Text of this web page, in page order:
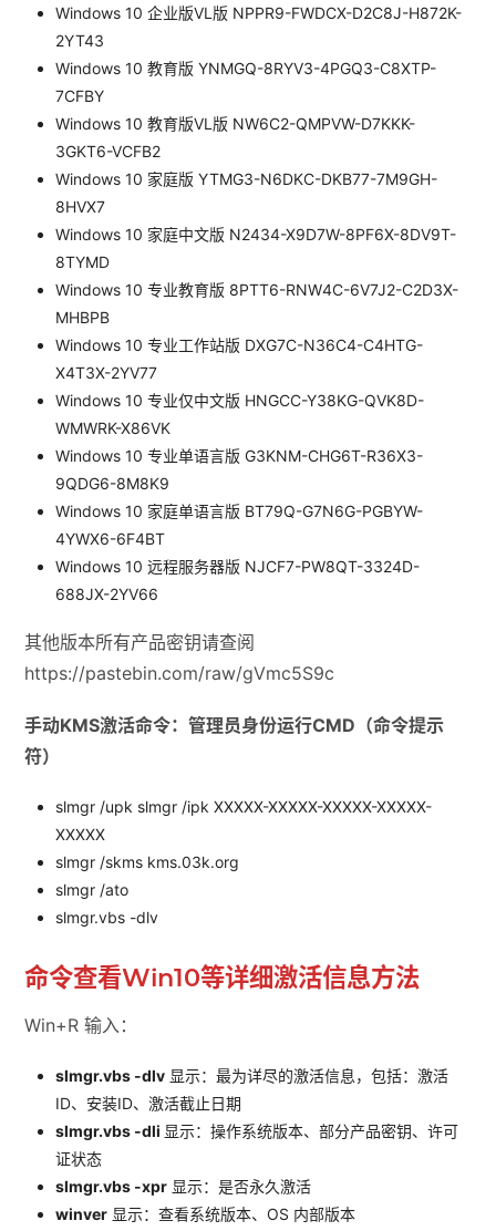
Windows 10 企业版VL版 NPPR9-FWDCX-D2C8J-H872K-
2YT43
Windows 10 教育版 YNMGQ-8RYV3-4PGQ3-C8XTP-
7CFBY
Windows 10 教育版VL版 NW6C2-QMPVW-D7KKK-
3GKT6-VCFB2
Windows 10 家庭版 YTMG3-N6DKC-DKB77-7M9GH-
8HVX7
Windows 10 家庭中文版 N2434-X9D7W-8PF6X-8DV9T-
8TYMD
Windows 10 专业教育版 8PTT6-RNW4C-6V7J2-C2D3X-
MHBPB
Windows 10 专业工作站版 DXG7C-N36C4-C4HTG-
X4T3X-2YV77
Windows 10 专业仅中文版 HNGCC-Y38KG-QVK8D-
WMWRK-X86VK
Windows 10 专业单语言版 G3KNM-CHG6T-R36X3-
9QDG6-8M8K9
Windows 10 家庭单语言版 BT79Q-G7N6G-PGBYW-
4YWX6-6F4BT
Windows 10 远程服务器版 NJCF7-PW8QT-3324D-
688JX-2YV66
其他版本所有产品密钥请查阅
https://pastebin.com/raw/gVmc5S9c
手动KMS激活命令：管理员身份运行CMD（命令提示
符）
slmgr /upk slmgr /ipk XXXXX-XXXXX-XXXXX-XXXXX-
XXXXX
slmgr /skms kms.03k.org
slmgr /ato
slmgr.vbs -dlv
命令查看Win10等详细激活信息方法
Win+R 输入：
slmgr.vbs -dlv 显示：最为详尽的激活信息，包括：激活
ID、安装ID、激活截止日期
slmgr.vbs -dli 显示：操作系统版本、部分产品密钥、许可
证状态
slmgr.vbs -xpr 显示：是否永久激活
winver 显示：查看系统版本、OS 内部版本